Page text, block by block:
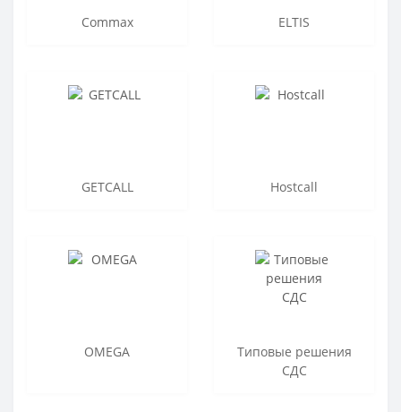
Commax ELTIS
GETCALL Hostcall
OMEGA
Типовые решения
СДС